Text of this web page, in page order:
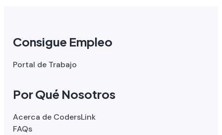
Consigue Empleo
Portal de Trabajo
Por Qué Nosotros
Acerca de CodersLink
FAQs